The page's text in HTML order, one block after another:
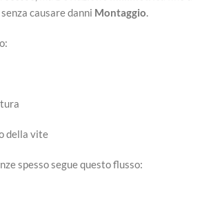
causare danni Montaggio.
della vite
spesso segue questo flusso: